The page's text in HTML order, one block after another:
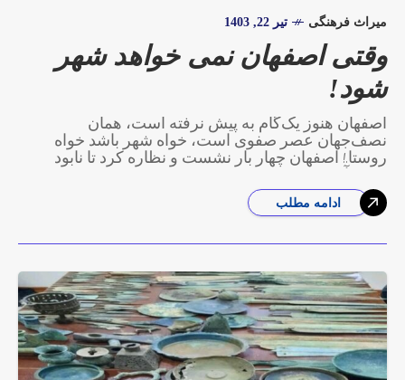
میراث فرهنگی تیر 22, 1403
وقتی اصفهان نمی خواهد شهر
شود!
اصفهان هنوز یک‌‌گام به پیش نرفته است، همان
نصف‌جهان عصر صفوی است‌، خواه شهر باشد خواه
روستا.! اصفهان چهار بار نشست و نظاره کرد تا نابود
ادامه مطلب